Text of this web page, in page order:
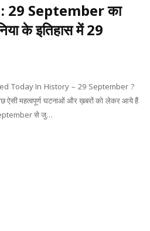
September का
के इतिहास में 29
Today In History – 29 September ?
ऐसी महत्वपूर्ण घटनाओं और ख़बरों को लेकर आये हैं
से जु…